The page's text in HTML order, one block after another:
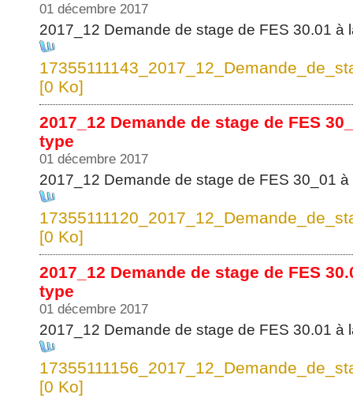
01 décembre 2017
2017_12 Demande de stage de FES 30.01 à
[0 Ko]
2017_12 Demande de stage de FES
type
01 décembre 2017
2017_12 Demande de stage de FES 30_01
[0 Ko]
2017_12 Demande de stage de FES
type
01 décembre 2017
2017_12 Demande de stage de FES 30.01 à
[0 Ko]